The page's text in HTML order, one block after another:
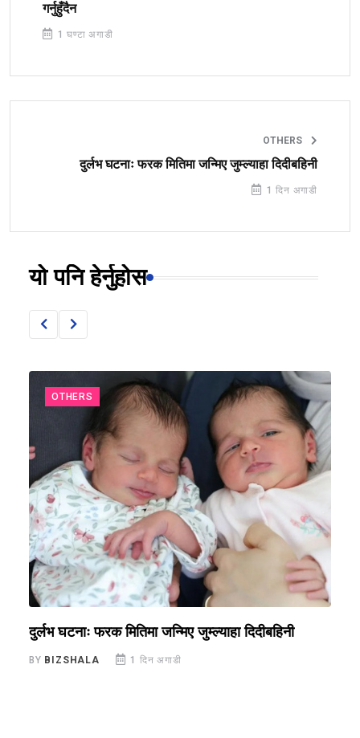
गर्नुहुँदैन
1 घण्टा अगाडी
OTHERS
दुर्लभ घटनाः फरक मितिमा जन्मिए जुम्ल्याहा दिदीबहिनी
1 दिन अगाडी
यो पनि हेर्नुहोस
OTHERS
दुर्लभ घटनाः फरक मितिमा जन्मिए जुम्ल्याहा दिदीबहिनी
BY BIZSHALA 1 दिन अगाडी